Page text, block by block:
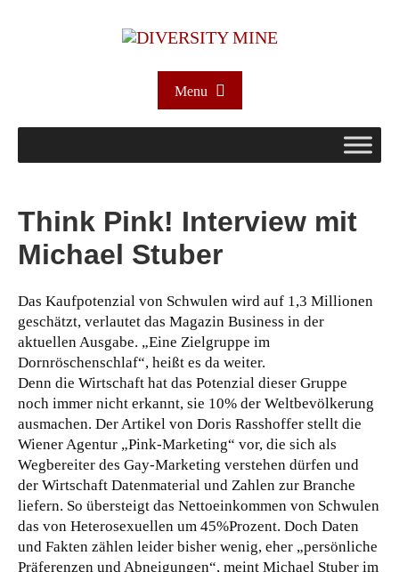
Menu
Think Pink! Interview mit
Michael Stuber
Das Kaufpotenzial von Schwulen wird auf 1,3 Millionen
geschätzt, verlautet das Magazin Business in der
aktuellen Ausgabe. „Eine Zielgruppe im
Dornröschenschlaf“, heißt es da weiter.
Denn die Wirtschaft hat das Potenzial dieser Gruppe
noch immer nicht erkannt, sie 10% der Weltbevölkerung
ausmachen. Der Artikel von Doris Rasshoffer stellt die
Wiener Agentur „Pink-Marketing“ vor, die sich als
Wegbereiter des Gay-Marketing verstehen dürfen und
der Wirtschaft Datenmaterial und Zahlen zur Branche
liefern. So übersteigt das Nettoeinkommen von Schwulen
das von Heterosexuellen um 45%Prozent. Doch Daten
und Fakten zählen leider bisher wenig, eher „persönliche
Präferenzen und Abneigungen“, meint Michael Stuber im